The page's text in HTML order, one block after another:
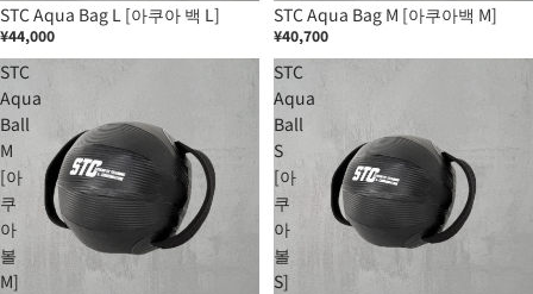
STC Aqua Bag L [아쿠아 백 L]
¥44,000
STC Aqua Bag M [아쿠아백 M]
¥40,700
STC
Aqua
Ball
M
[아
쿠
아
볼
M]
STC
Aqua
Ball
S
[아
쿠
아
볼
S]